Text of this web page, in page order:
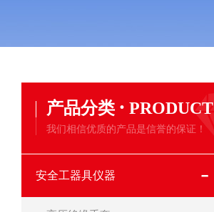
产品分类 · PRODUCT
我们相信优质的产品是信誉的保证！
安全工器具仪器